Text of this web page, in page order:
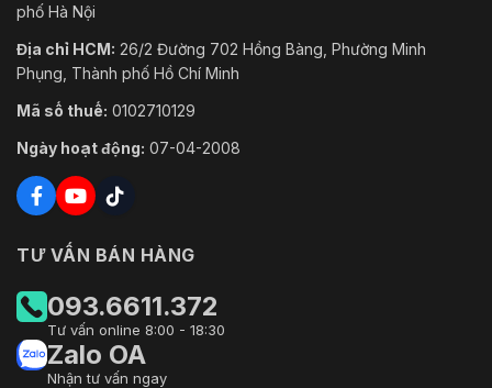
phố Hà Nội
Địa chỉ HCM: 26/2 Đường 702 Hồng Bàng, Phường Minh
Phụng, Thành phố Hồ Chí Minh
Mã số thuế: 0102710129
Ngày hoạt động: 07-04-2008
TƯ VẤN BÁN HÀNG
093.6611.372
Tư vấn online 8:00 - 18:30
Zalo OA
Nhận tư vấn ngay